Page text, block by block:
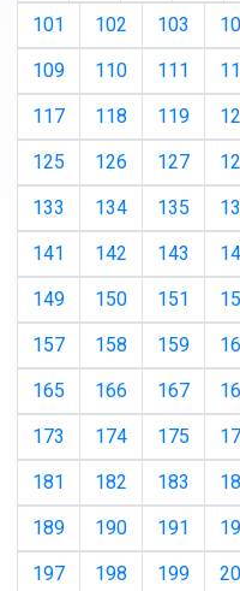
101
102 103
109
110 111
117
118 119
125
126 127
133
134 135
141
142 143
149
150 151
157
158 159
165
166 167
173
174 175
181
182 183
189
190 191
197
198 199